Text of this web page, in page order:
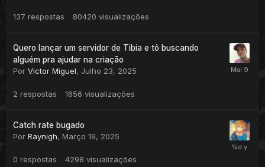
137 respostas 80420 visualizações
Quero lançar um servidor de Tibia e tô buscando
alguém pra ajudar na criação
Por Victor Miguel, Julho 23, 2025
2 respostas 1656 visualizações
Catch rate bugado
Por Raynigh, Março 19, 2025
0 respostas 4298 visualizações